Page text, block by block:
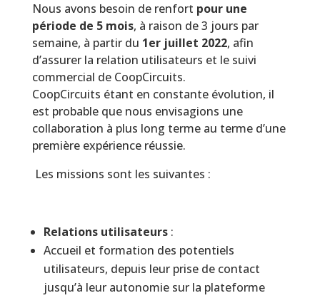
Nous avons besoin de renfort pour une
période de 5 mois, à raison de 3 jours par
semaine, à partir du 1er juillet 2022, afin
d’assurer la relation utilisateurs et le suivi
commercial de CoopCircuits.
CoopCircuits étant en constante évolution, il
est probable que nous envisagions une
collaboration à plus long terme au terme d’une
première expérience réussie.
Les missions sont les suivantes :
Relations utilisateurs:
Accueil et formation des potentiels
utilisateurs, depuis leur prise de contact
jusqu’à leur autonomie sur la plateforme